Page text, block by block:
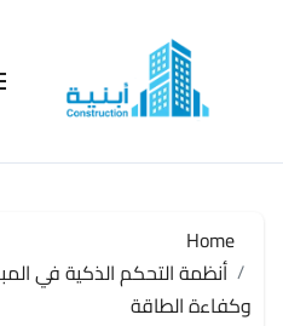
Home
أنظمة التحكم الذكية في
وكفاءة الطاقة